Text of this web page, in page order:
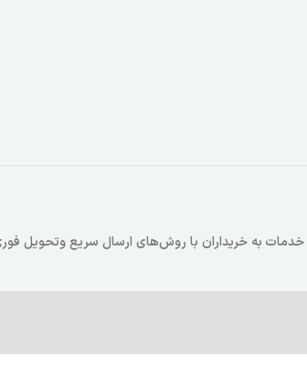
فروشگاه علاوه‌بر ارائه خدمات به خریداران با روش‌های ارسال سریع وتحویل